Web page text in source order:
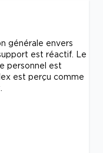
générale envers
est réactif. Le
personnel est
est perçu comme